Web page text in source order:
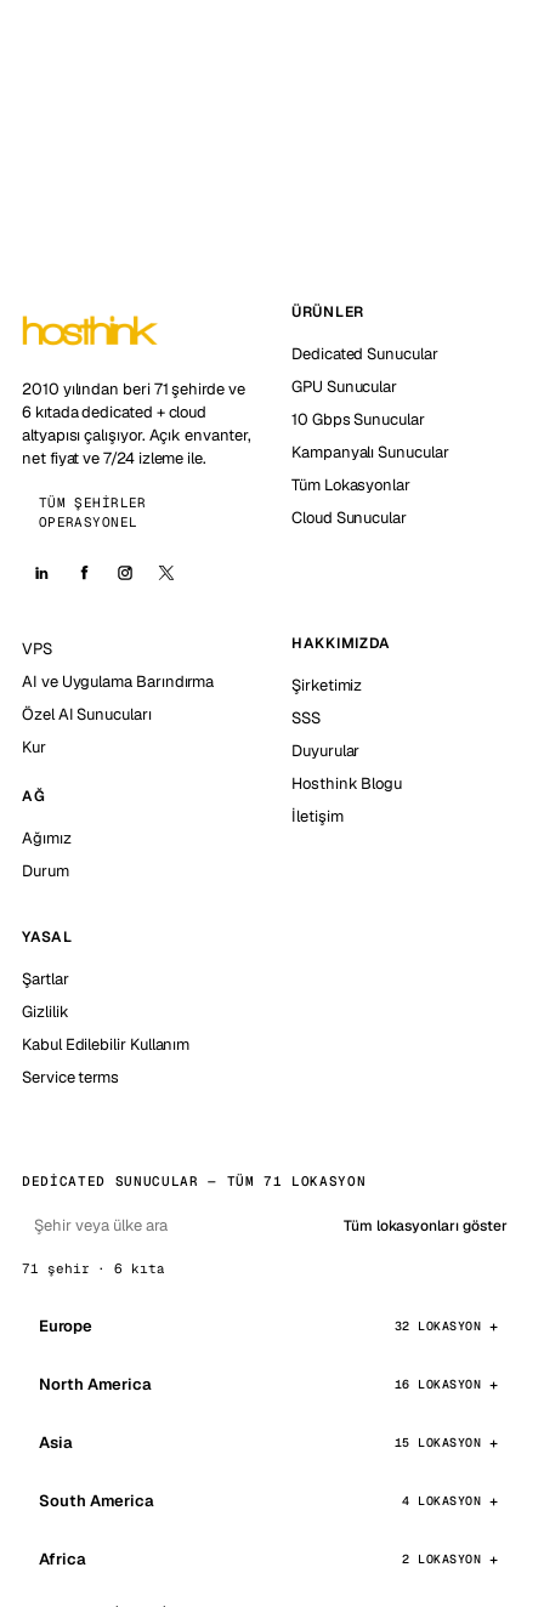
2010 yılından beri 71 şehirde ve
6 kıtada dedicated + cloud
altyapısı çalışıyor. Açık envanter,
net fiyat ve 7/24 izleme ile.
TÜM ŞEHIRLER
OPERASYONEL
ÜRÜNLER
Dedicated Sunucular
GPU Sunucular
10 Gbps Sunucular
Kampanyalı Sunucular
Tüm Lokasyonlar
Cloud Sunucular
VPS
AI ve Uygulama Barındırma
Özel AI Sunucuları
Kur
AĞ
Ağımız
Durum
HAKKIMIZDA
Şirketimiz
SSS
Duyurular
Hosthink Blogu
İletişim
YASAL
Şartlar
Gizlilik
Kabul Edilebilir Kullanım
Service terms
DEDICATED SUNUCULAR — TÜM 71 LOKASYON
Tüm lokasyonları göster
71 şehir · 6 kıta
Europe 32 LOKASYON
North America 16 LOKASYON
Asia 15 LOKASYON
South America 4 LOKASYON
Africa 2 LOKASYON